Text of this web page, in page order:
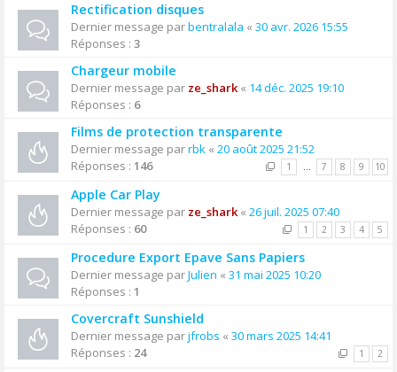
Rectification disques
Dernier message parbentralala « 30 avr. 2026 15:55
Réponses : 3
Chargeur mobile
Dernier message par ze_shark« 14 déc. 2025 19:10
Réponses : 6
Films de protection transparente
Dernier message parrbk « 20 août 2025 21:52
Réponses : 146 1 … 7 8 9 10
Apple Car Play
Dernier message par ze_shark« 26 juil. 2025 07:40
Réponses : 60 1 2 3 4 5
Procedure Export Epave Sans Papiers
Dernier message parJulien « 31 mai 2025 10:20
Réponses : 1
Covercraft Sunshield
Dernier message parjfrobs « 30 mars 2025 14:41
Réponses : 24 1 2